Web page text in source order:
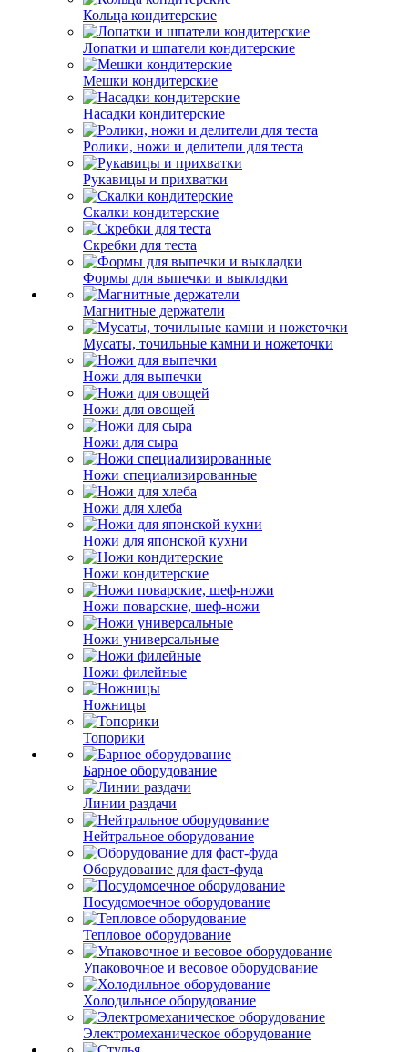
Кольца кондитерские
Лопатки и шпатели кондитерские
Мешки кондитерские
Насадки кондитерские
Ролики, ножи и делители для теста
Рукавицы и прихватки
Скалки кондитерские
Скребки для теста
Формы для выпечки и выкладки
Магнитные держатели
Мусаты, точильные камни и ножеточки
Ножи для выпечки
Ножи для овощей
Ножи для сыра
Ножи специализированные
Ножи для хлеба
Ножи для японской кухни
Ножи кондитерские
Ножи поварские, шеф-ножи
Ножи универсальные
Ножи филейные
Ножницы
Топорики
Барное оборудование
Линии раздачи
Нейтральное оборудование
Оборудование для фаст-фуда
Посудомоечное оборудование
Тепловое оборудование
Упаковочное и весовое оборудование
Холодильное оборудование
Электромеханическое оборудование